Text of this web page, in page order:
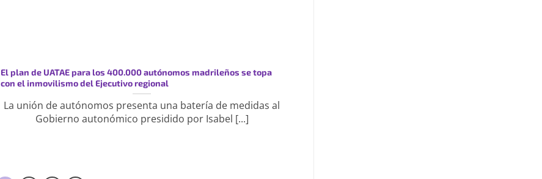
El plan de UATAE para los 400.000 autónomos madrileños se topa
con el inmovilismo del Ejecutivo regional
La unión de autónomos presenta una batería de medidas al
Gobierno autonómico presidido por Isabel [...]